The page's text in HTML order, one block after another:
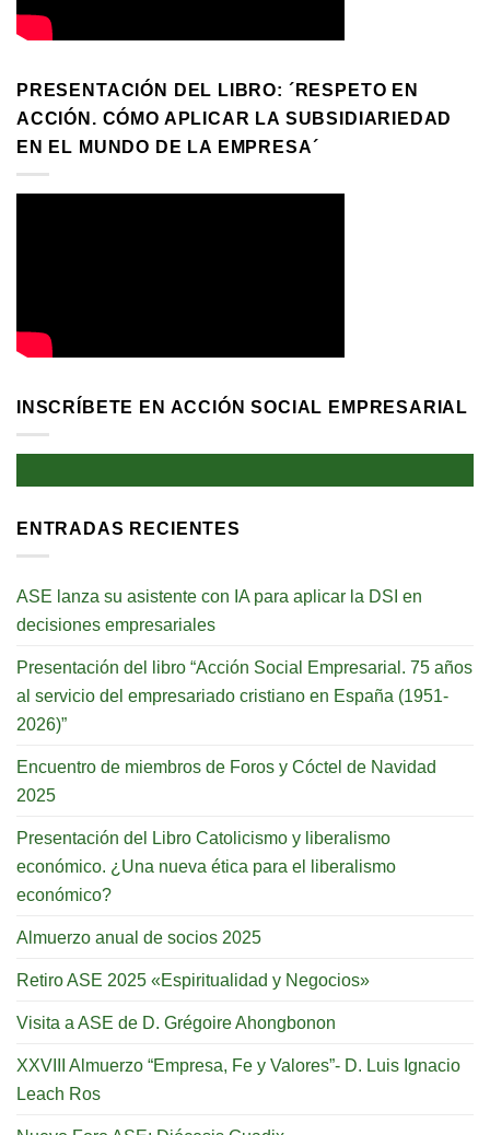
PRESENTACIÓN DEL LIBRO: ´RESPETO EN
ACCIÓN. CÓMO APLICAR LA SUBSIDIARIEDAD
EN EL MUNDO DE LA EMPRESA´
INSCRÍBETE EN ACCIÓN SOCIAL EMPRESARIAL
ENTRADAS RECIENTES
ASE lanza su asistente con IA para aplicar la DSI en
decisiones empresariales
Presentación del libro “Acción Social Empresarial. 75 años
al servicio del empresariado cristiano en España (1951-
2026)”
Encuentro de miembros de Foros y Cóctel de Navidad
2025
Presentación del Libro Catolicismo y liberalismo
económico. ¿Una nueva ética para el liberalismo
económico?
Almuerzo anual de socios 2025
Retiro ASE 2025 «Espiritualidad y Negocios»
Visita a ASE de D. Grégoire Ahongbonon
XXVIII Almuerzo “Empresa, Fe y Valores”- D. Luis Ignacio
Leach Ros